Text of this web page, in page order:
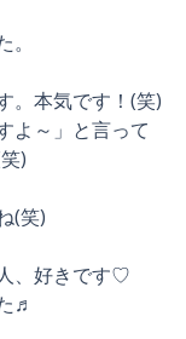
。本気です！(笑)
よ～」と言って
)
(笑)
、好きです♡
♬